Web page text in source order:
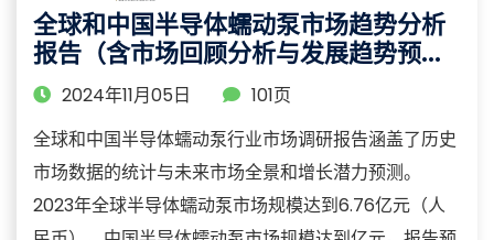
全球和中国半导体蠕动泵市场趋势分析
报告（含市场回顾分析与发展趋势预
测）2024年11月05日
101页
全球和中国半导体蠕动泵行业市场调研报告涵盖了历史
市场数据的统计与未来市场全景和增长潜力预测。
2023年全球半导体蠕动泵市场规模达到6.76亿元（人